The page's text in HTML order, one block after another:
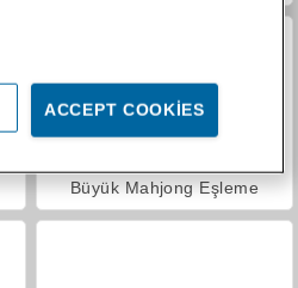
Büyük Mahjong Eşleme
ACCEPT COOKIES